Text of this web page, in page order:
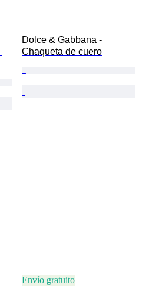
Dolce & Gabbana -
Chaqueta de cuero
Envío gratuito